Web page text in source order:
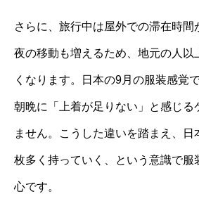
さらに、旅行中は屋外での滞在時間
夜の移動も増えるため、地元の人以
くなります。日本の9月の服装感覚
朝晩に「上着が足りない」と感じる
ません。こうした違いを踏まえ、日
枚多く持っていく、という意識で服
心です。